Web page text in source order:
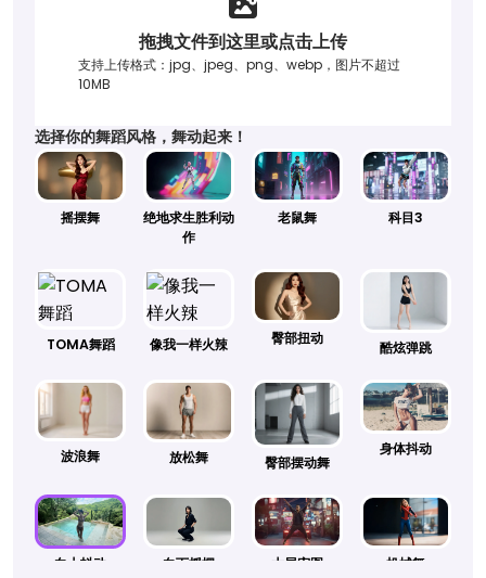
拖拽文件到这里或点击上传
支持上传格式：jpg、jpeg、png、webp，图片不超过
10MB
选择你的舞蹈风格，舞动起来！
摇摆舞
绝地求生胜利动
作
老鼠舞 科目3
TOMA舞蹈 像我一样火辣 臀部扭动
酷炫弹跳
波浪舞 放松舞 臀部摆动舞
身体抖动
向上抖动 向下摇摆 大展宏图 机械舞